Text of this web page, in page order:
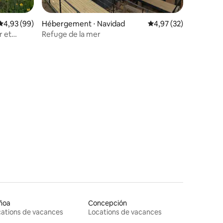
: 4,75 sur 5
moyenne sur la base de 99 commentaires : 4,93 sur 5
4,93 (99)
et
Hébergement ⋅ Navidad Évaluation moyenne
4,97 (32)
Refuge de la mer
de vacances
Concepción
Locations de vacances